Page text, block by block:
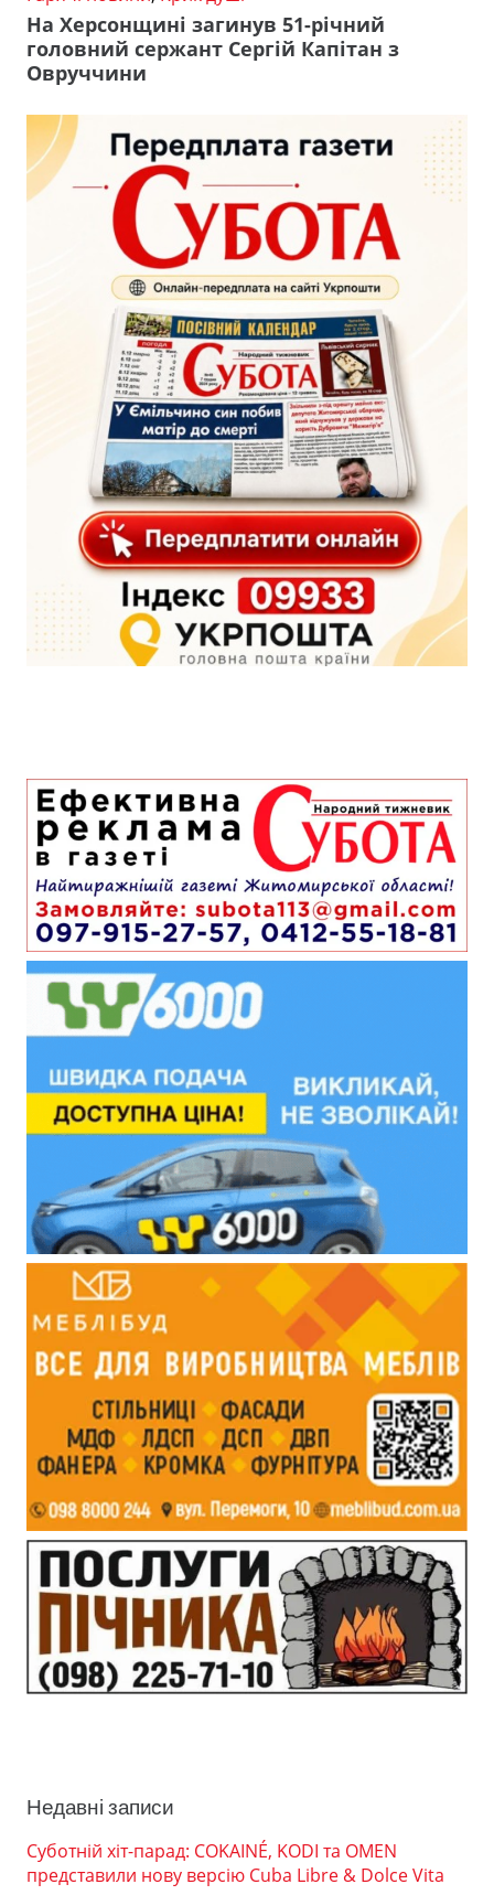
На Херсонщині загинув 51-річний
головний сержант Сергій Капітан з
Овруччини
Недавні записи
Суботній хіт-парад: COKAINÉ, KODI та OMEN
представили нову версію Cuba Libre & Dolce Vita